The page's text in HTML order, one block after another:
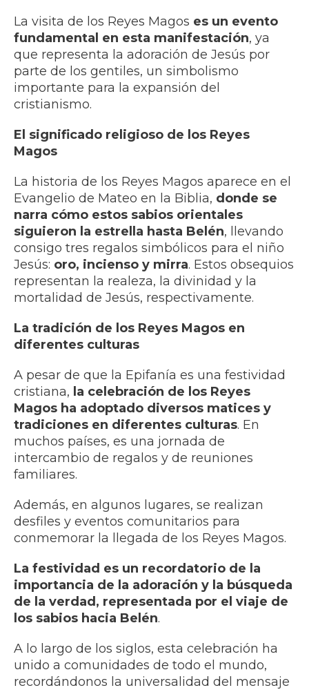
La visita de los Reyes Magos es un evento
fundamental en esta manifestación, ya
que representa la adoración de Jesús por
parte de los gentiles, un simbolismo
importante para la expansión del
cristianismo.
El significado religioso de los Reyes
Magos
La historia de los Reyes Magos aparece en el
Evangelio de Mateo en la Biblia, donde se
narra cómo estos sabios orientales
siguieron la estrella hasta Belén, llevando
consigo tres regalos simbólicos para el niño
Jesús: oro, incienso y mirra. Estos obsequios
representan la realeza, la divinidad y la
mortalidad de Jesús, respectivamente.
La tradición de los Reyes Magos en
diferentes culturas
A pesar de que la Epifanía es una festividad
cristiana, la celebración de los Reyes
Magos ha adoptado diversos matices y
tradiciones en diferentes culturas. En
muchos países, es una jornada de
intercambio de regalos y de reuniones
familiares.
Además, en algunos lugares, se realizan
desfiles y eventos comunitarios para
conmemorar la llegada de los Reyes Magos.
La festividad es un recordatorio de la
importancia de la adoración y la búsqueda
de la verdad, representada por el viaje de
los sabios hacia Belén.
A lo largo de los siglos, esta celebración ha
unido a comunidades de todo el mundo,
recordándonos la universalidad del mensaje